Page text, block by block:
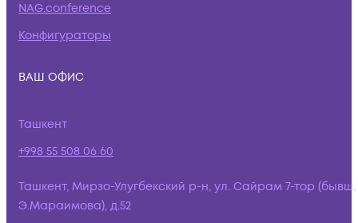
NAG.conference
Конфигураторы
ВАШ ОФИС
Ташкент
+998 55 508 06 60
Ташкент, Мирзо-Улугбекский р-н, ул. Сайрам 7-тор (бывш.
Э.Мараимова), д.52